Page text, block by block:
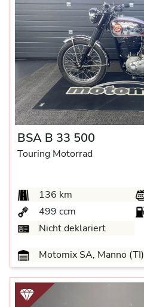
BSA B 33 500
Touring Motorrad
136 km
499 ccm
Nicht deklariert
Motomix SA, Manno (TI)